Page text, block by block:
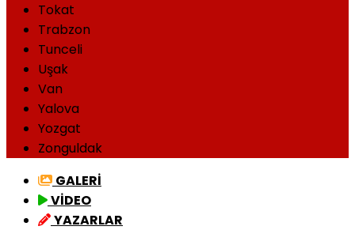
Tokat
Trabzon
Tunceli
Uşak
Van
Yalova
Yozgat
Zonguldak
GALERİ
VİDEO
YAZARLAR